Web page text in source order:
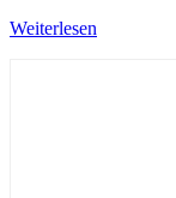
Weiterlesen